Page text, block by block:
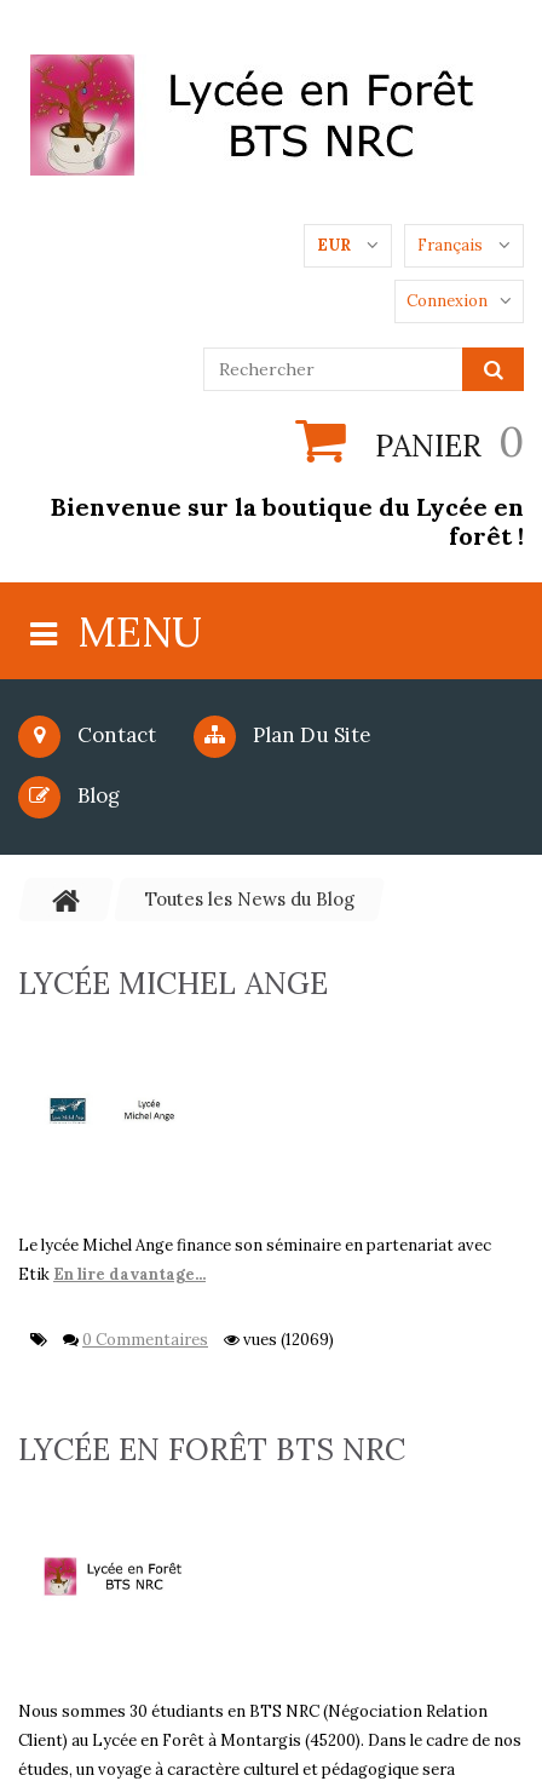
Français
EUR
Connexion
PANIER 0
Bienvenue sur la boutique du Lycée en
forêt !
MENU
Contact Plan Du Site
Blog
Toutes les News du Blog
LYCÉE MICHEL ANGE
Le lycée Michel Ange finance son séminaire en partenariat avec
Etik En lire davantage...
0 Commentaires vues (12069)
LYCÉE EN FORÊT BTS NRC
Nous sommes 30 étudiants en BTS NRC (Négociation Relation
Client) au Lycée en Forêt à Montargis (45200). Dans le cadre de nos
études, un voyage à caractère culturel et pédagogique sera